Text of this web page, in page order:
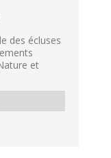
des écluses
et